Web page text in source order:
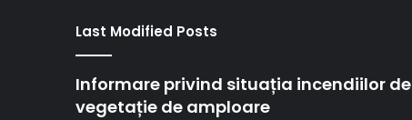
Last Modified Posts
Informare privind situația incendiilor de
vegetație de amploare